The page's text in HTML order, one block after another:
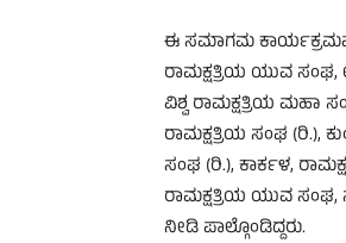
ಈ ಸಮಾಗಮ
ರಾಮಕ್ಷತ್ರಿಯ ಯುವ
ವಿಶ್ವ ರಾಮಕ್ಷತ್ರಿಯ ಮಹಾ
ರಾಮಕ್ಷತ್ರಿಯ ಸಂಘ (ರಿ.),
ಸಂಘ (ರಿ.), ಕಾರ್ಕಳ,
ರಾಮಕ್ಷತ್ರಿಯ ಯುವ ಸಂಘ,
ನೀಡಿ ಪಾಲ್ಗೊಂಡಿದ್ದರು.